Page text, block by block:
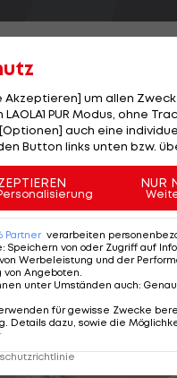
die Vienna
Spiel erzielen die
kommen die
und 31 Yards) und
Akzeptieren] um allen
PUR Modus, ohne
auch eine
Button links unten bzw.
NUR
Partner verarbeiten
: Speichern von oder Zugriff auf
Werbeleistung und der
von Angeboten
unter Umständen auch:
für gewisse Zwecke
Details dazu, sowie die